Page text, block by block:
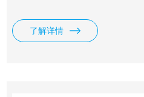
大生工业TAISEI,日本油研
增田,美国WILKERSON（威克森
了解详情